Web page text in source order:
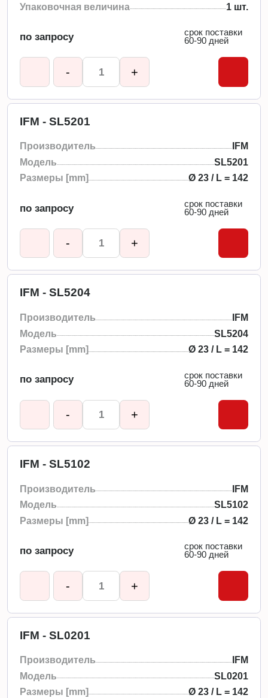
Упаковочная величина
1 шт.
по запросу
срок поставки
60-90 дней
- +
IFM - SL5201
Производитель
IFM
Модель
SL5201
Размеры [mm]
Ø 23 / L = 142
по запросу
срок поставки
60-90 дней
- +
IFM - SL5204
Производитель
IFM
Модель
SL5204
Размеры [mm]
Ø 23 / L = 142
по запросу
срок поставки
60-90 дней
- +
IFM - SL5102
Производитель
IFM
Модель
SL5102
Размеры [mm]
Ø 23 / L = 142
по запросу
срок поставки
60-90 дней
- +
IFM - SL0201
Производитель
IFM
Модель
SL0201
Размеры [mm]
Ø 23 / L = 142